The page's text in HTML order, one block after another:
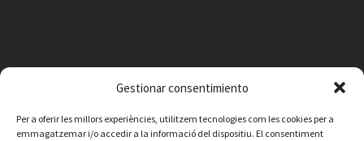
Gestionar consentimiento
Per a oferir les millors experiències, utilitzem tecnologies com les cookies per a
emmagatzemar i/o accedir a la informació del dispositiu. El consentiment
FacebookInstagram
X YouTubeEmail